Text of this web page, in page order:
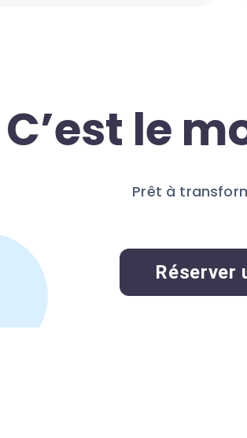
C’est le
Prêt à
Réserver